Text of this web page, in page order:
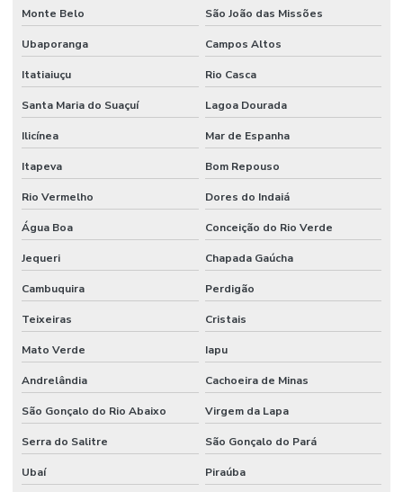
Monte Belo São João das Missões
Ubaporanga Campos Altos
Itatiaiuçu Rio Casca
Santa Maria do Suaçuí Lagoa Dourada
Ilicínea Mar de Espanha
Itapeva Bom Repouso
Rio Vermelho Dores do Indaiá
Água Boa Conceição do Rio Verde
Jequeri Chapada Gaúcha
Cambuquira Perdigão
Teixeiras Cristais
Mato Verde Iapu
Andrelândia Cachoeira de Minas
São Gonçalo do Rio Abaixo Virgem da Lapa
Serra do Salitre São Gonçalo do Pará
Ubaí Piraúba